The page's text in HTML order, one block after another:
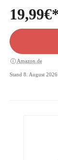
19,99€
Amazon.de
Stand 8. August